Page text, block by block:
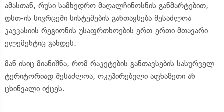
ამასთან, რუსი სამხედრო მაღალჩინოსნის განმარტებით,
დსთ-ის სივრცეში სისტემების განთავსება შესაძლოა
კავკასიის რეგიონის უსაფრთხოების ერთ-ერთი მთავარი
ელემენტიც გახდეს.
მან ისიც მიანიშნა, რომ რაკეტების განთავსების სასურველ
ტერიტორიად შესაძლოა, ოკუპირებული აფხაზეთი ან
ცხინვალი იქცეს.